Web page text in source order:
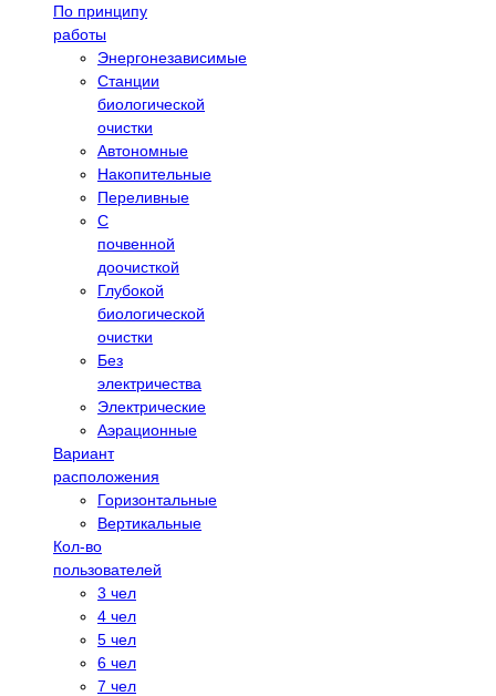
По принципу
работы
Энергонезависимые
Станции
биологической
очистки
Автономные
Накопительные
Переливные
С
почвенной
доочисткой
Глубокой
биологической
очистки
Без
электричества
Электрические
Аэрационные
Вариант
расположения
Горизонтальные
Вертикальные
Кол-во
пользователей
3 чел
4 чел
5 чел
6 чел
7 чел